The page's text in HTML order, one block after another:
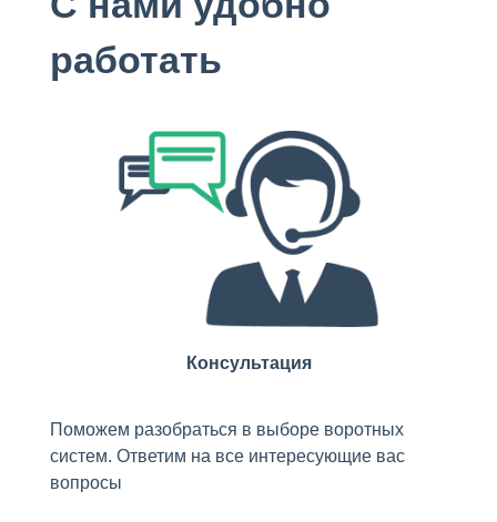
работать
Консультация
Поможем разобраться в выборе воротных
систем. Ответим на все интересующие вас
вопросы